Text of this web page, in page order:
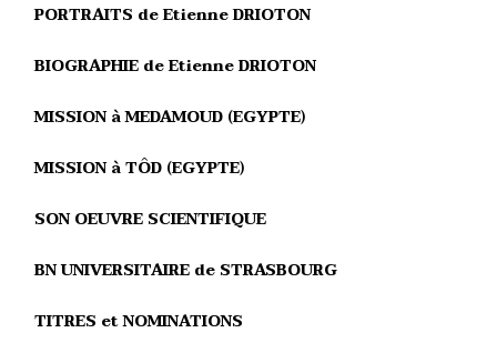
PORTRAITS de Etienne DRIOTON
BIOGRAPHIE de Etienne DRIOTON
MISSION à MEDAMOUD (EGYPTE)
MISSION à TÔD (EGYPTE)
SON OEUVRE SCIENTIFIQUE
BN UNIVERSITAIRE de STRASBOURG
TITRES et NOMINATIONS